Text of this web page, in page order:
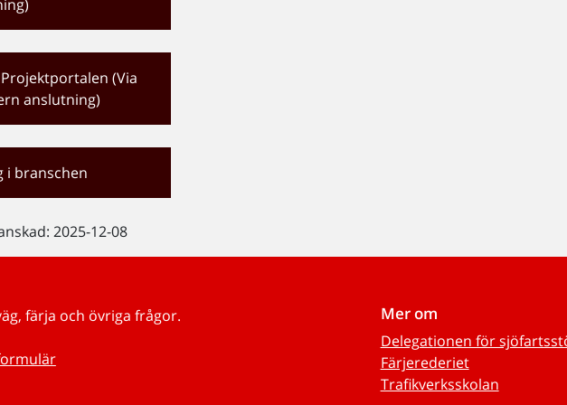
(Via
anslutning)
i branschen
2025-12-08
färja och övriga frågor. Mer om
Delegationen för
Färjerederiet
Trafikverksskolan